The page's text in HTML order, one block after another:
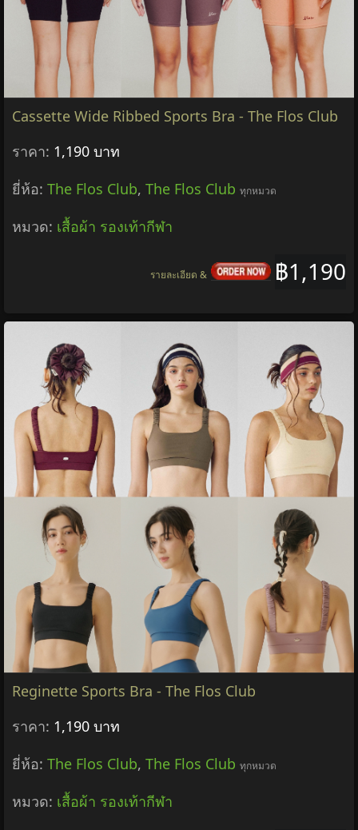
Cassette Wide Ribbed Sports Bra - The Flos Club
ราคา: 1,190 บาท
ยี่ห้อ: The Flos Club, The Flos Club ทุกหมวด
หมวด: เสื้อผ้า รองเท้ากีฬา
฿1,190
รายละเอียด &
Reginette Sports Bra - The Flos Club
ราคา: 1,190 บาท
ยี่ห้อ: The Flos Club, The Flos Club ทุกหมวด
หมวด: เสื้อผ้า รองเท้ากีฬา